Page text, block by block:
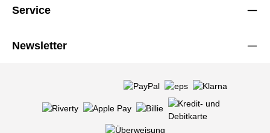
Service
Newsletter